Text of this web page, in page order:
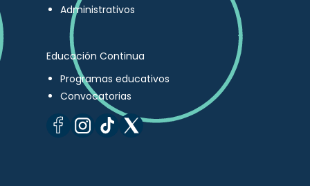
Administrativos
Educación Continua
Programas educativos
Convocatorias